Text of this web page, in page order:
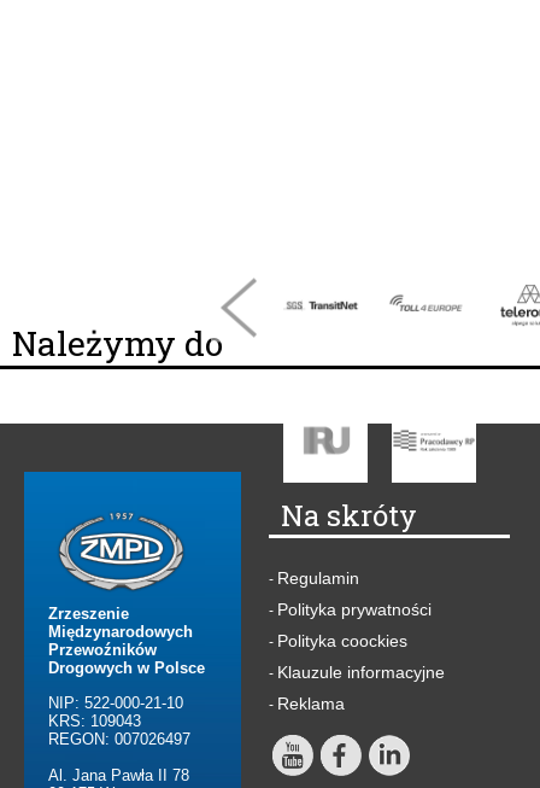
Należymy do
Zrzeszenie
Międzynarodowych
Przewoźników
Drogowych w Polsce
NIP: 522-000-21-10
KRS: 109043
REGON: 007026497
Al. Jana Pawła II 78
Na skróty
- Regulamin
- Polityka prywatności
- Polityka coockies
- Klauzule informacyjne
- Reklama